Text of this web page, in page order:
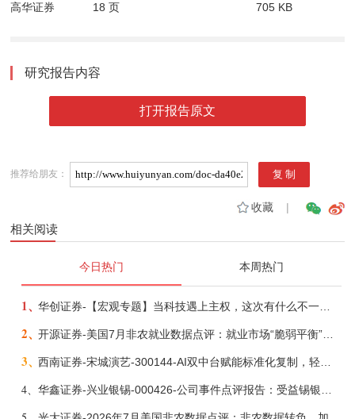
高华证券 18 页 705 KB
研究报告内容
打开报告原文
推荐给朋友：
收藏|
相关阅读
今日热门 本周热门
1、 华创证券-【宏观专题】当科技遇上主权，这次有什么不一样？——海外科技思辨系列五-260808
2、 开源证券-美国7月非农就业数据点评：就业市场“脆弱平衡”，美联储加息动力并不高-260808
3、
4、